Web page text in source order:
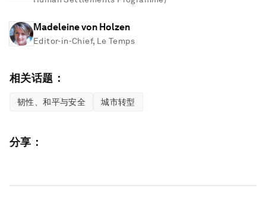
Madeleine von Holzen
Editor-in-Chief, Le Temps
相关话题：
韧性、和平与安全 城市转型
分享：